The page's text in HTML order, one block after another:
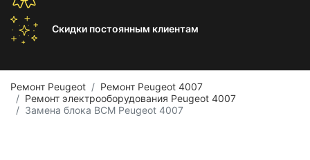
Скидки постоянным клиентам
Ремонт Peugeot
Ремонт Peugeot 4007
Ремонт электрооборудования Peugeot 4007
Замена блока BCM Peugeot 4007